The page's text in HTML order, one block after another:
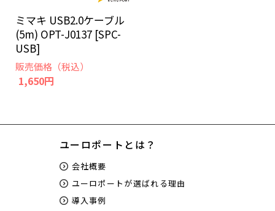
ミマキ USB2.0ケーブル
(5m) OPT-J0137 [SPC-
USB]
販売価格（税込）
1,650円
ユーロポートとは？
会社概要
ユーロポートが選ばれる理由
導入事例